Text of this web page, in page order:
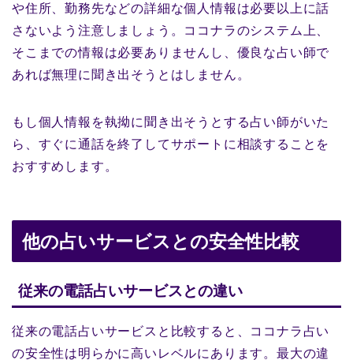
や住所、勤務先などの詳細な個人情報は必要以上に話
さないよう注意しましょう。ココナラのシステム上、
そこまでの情報は必要ありませんし、優良な占い師で
あれば無理に聞き出そうとはしません。
もし個人情報を執拗に聞き出そうとする占い師がいた
ら、すぐに通話を終了してサポートに相談することを
おすすめします。
他の占いサービスとの安全性比較
従来の電話占いサービスとの違い
従来の電話占いサービスと比較すると、ココナラ占い
の安全性は明らかに高いレベルにあります。最大の違